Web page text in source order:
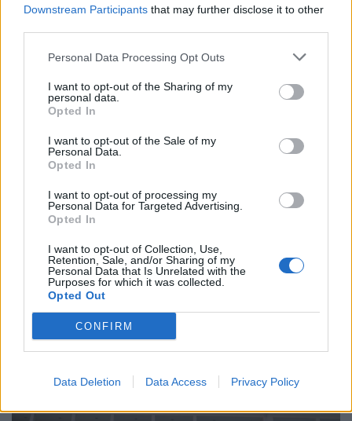
Downstream Participants that may further disclose it to other
Personal Data Processing Opt Outs
I want to opt-out of the Sharing of my
personal data.
Opted In
I want to opt-out of the Sale of my
Personal Data.
Opted In
I want to opt-out of processing my
Personal Data for Targeted Advertising.
Opted In
I want to opt-out of Collection, Use,
Retention, Sale, and/or Sharing of my
Personal Data that Is Unrelated with the
Purposes for which it was collected.
Opted Out
CONFIRM
Data Deletion Data Access Privacy Policy
ΠΟΛΙΤΙΚΉ ΥΓΕΊΑΣ 23/07/2026 - 16:16
Γεωργιάδης: «Μεγάλο στοίχημα η συνολική
απορρόφηση των πόρων του Ταμείου Ανάκαμψης»